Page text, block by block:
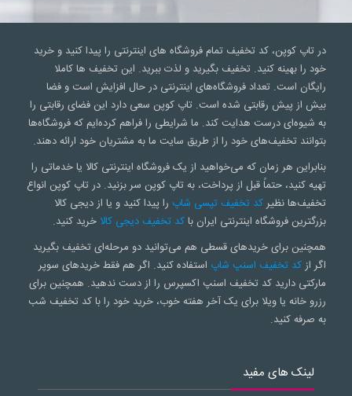
در تاپ کوپن، کد تخفیف تمام فروشگاه های اینترنتی را پیدا کنید و خرید
خود را بهینه کنید. تخفیف بگیرید و لذت ببرید. این تخفیف ها کاملا
رایگان است. تعداد فروشگاه‌های اینترنتی در حال افزایش است و فضا
بیش از پیش رقابتی شده است. تاپ کوپن سعی‌ دارد این فضای رقابتی را
به شیوه‌ای درست هدایت کند. ما شرایطی را فراهم کرده‌ایم که فروشگاه‌ها
بتوانند تخفیف‌های خود را از طریق سایت ما به مشتریان خود ارائه دهند.
بنابراین هر زمان که می‌خواهید از یک فروشگاه اینترنتی کالا یا خدماتی را
تهیه کنید، حتماً قبل از پرداخت، به تاپ کوپن سر بزنید. در تاپ کوپن انواع
تخفیف‌ها نظیرکد تخفیف تپسی شاپ را پیدا کنید و یا از دیجی کالا
بزرگترین فروشگاه اینترنتی ایران باکد تخفیف دیجی کالا خرید کنید.
همچنین برای خریدهای قسطی هم می‌توانید دو مرحله‌ای تخفیف بگیرید
اگر ازکد تخفیف اسنپ شاپ استفاده کنید. اگر هم فقط خریدهای سوپر
مارکتی دارید کد تخفیف اسنپ اکسپرس را از دست ندهید. همچنین برای
رزرو خانه یا ویلا برای یک آخر هفته خوب، خرید خود را با کد تخفیف شب
به صرفه کنید.
لینک های مفید